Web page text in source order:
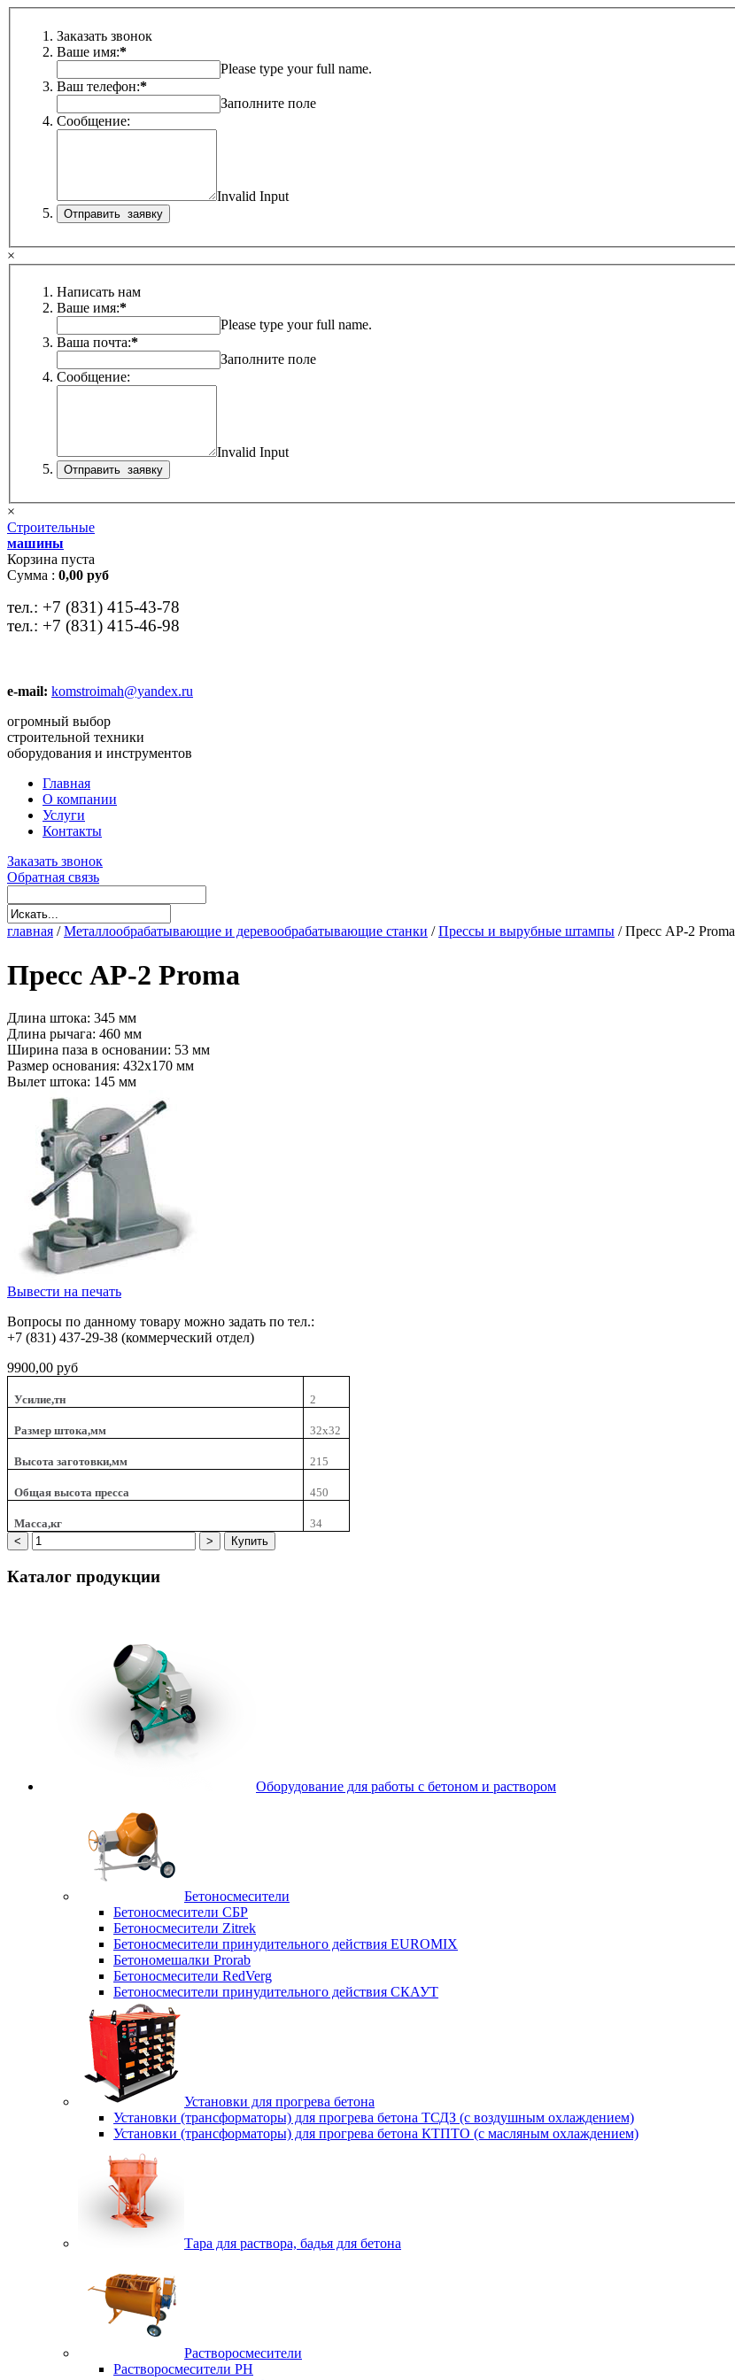
Заказать звонок
Ваше имя:*
Please type your full name.
Ваш телефон:*
Заполните поле
Сообщение:
Invalid Input
×
Написать нам
Ваше имя:*
Please type your full name.
Ваша почта:*
Заполните поле
Сообщение:
Invalid Input
×
Строительные
машины
Корзина пуста
Сумма : 0,00 руб
тел.: +7 (831) 415-43-78
тел.: +7 (831) 415-46-98
e-mail: komstroimah@yandex.ru
огромный выбор
строительной техники
оборудования и инструментов
Главная
О компании
Услуги
Контакты
Заказать звонок
Обратная связь
главная /Металлообрабатывающие и деревообрабатывающие станки /Прессы и вырубные штампы /Пресс AP-2 Proma
Пресс AP-2 Proma
Длина штока: 345 мм
Длина рычага: 460 мм
Ширина паза в основании: 53 мм
Размер основания: 432x170 мм
Вылет штока: 145 мм
Вывести на печать
Вопросы по данному товару можно задать по тел.:
+7 (831) 437-29-38 (коммерческий отдел)
9900,00 руб
Усилие,тн 2
Размер штока,мм 32х32
Высота заготовки,мм 215
Общая высота пресса 450
Масса,кг 34
Каталог продукции
Оборудование для работы с бетоном и раствором
Бетоносмесители
Бетоносмесители СБР
Бетоносмесители Zitrek
Бетоносмесители принудительного действия EUROMIX
Бетономешалки Prorab
Бетоносмесители RedVerg
Бетоносмесители принудительного действия СКАУТ
Установки для прогрева бетона
Установки (трансформаторы) для прогрева бетона ТСДЗ (c воздушным охлаждением)
Установки (трансформаторы) для прогрева бетона КТПТО (c масляным охлаждением)
Тара для раствора, бадья для бетона
Растворосмесители
Растворосмесители РН